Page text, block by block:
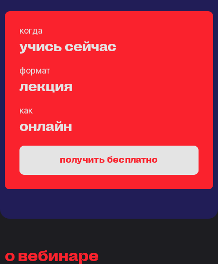
когда
учись сейчас
формат
лекция
как
онлайн
получить бесплатно
о вебинаре